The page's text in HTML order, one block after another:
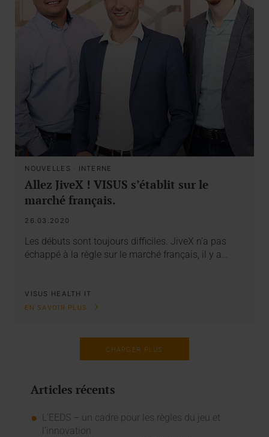
NOUVELLES · INTERNE
Allez JiveX ! VISUS s’établit sur le
marché français.
26.03.2020
Les débuts sont toujours difficiles. JiveX n’a pas
échappé à la règle sur le marché français, il y a…
VISUS HEALTH IT
EN SAVOIR PLUS
CHARGER PLUS
Articles récents
L’EEDS – un cadre pour les règles du jeu et
l’innovation